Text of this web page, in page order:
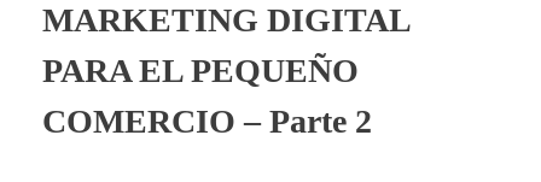
MARKETING DIGITAL
PARA EL PEQUEÑO
COMERCIO – Parte 2